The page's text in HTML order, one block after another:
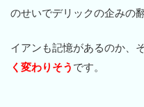
のせいでデリックの企みの
イアンも記憶があるのか、
く変わりそう です。